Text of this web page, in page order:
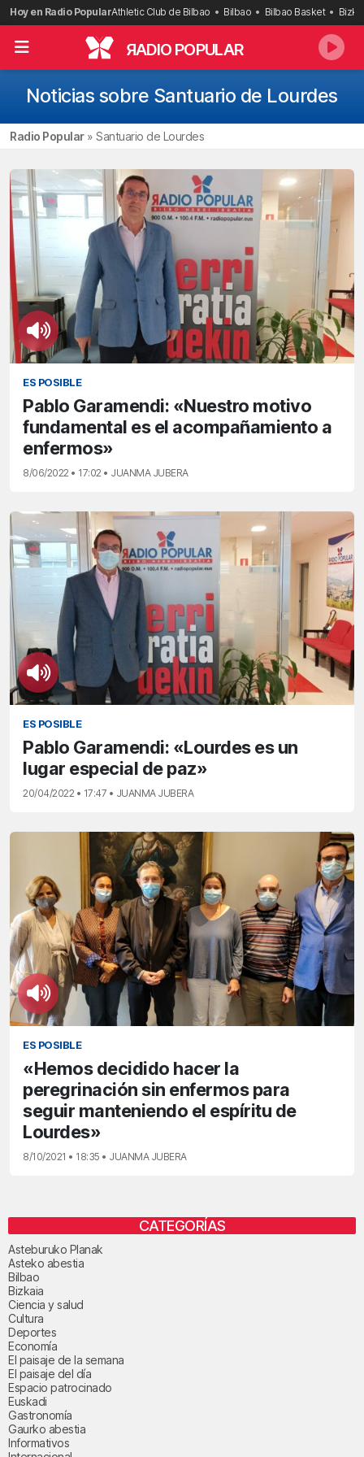
Saltar
al
contenido
Hoy en Radio PopularAthletic Club de Bilbao Bilbao Bilbao Basket
RADIO POPULAR
Noticias sobre Santuario de Lourdes
Radio Popular» Santuario de Lourdes
ES POSIBLE
Pablo Garamendi: «Nuestro motivo
fundamental es el acompañamiento a
enfermos»
8/06/2022 • 17:02 • JUANMA JUBERA
ES POSIBLE
Pablo Garamendi: «Lourdes es un
lugar especial de paz»
20/04/2022 • 17:47 • JUANMA JUBERA
ES POSIBLE
«Hemos decidido hacer la
peregrinación sin enfermos para
seguir manteniendo el espíritu de
Lourdes»
8/10/2021 • 18:35 • JUANMA JUBERA
CATEGORÍAS
Asteburuko Planak
Asteko abestia
Bilbao
Bizkaia
Ciencia y salud
Cultura
Deportes
Economía
El paisaje de la semana
El paisaje del día
Espacio patrocinado
Euskadi
Gastronomía
Gaurko abestia
Informativos